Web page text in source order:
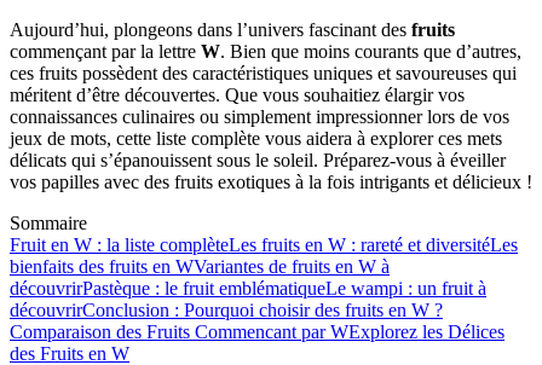
Aujourd’hui, plongeons dans l’univers fascinant des fruits
commençant par la lettre W. Bien que moins courants que d’autres,
ces fruits possèdent des caractéristiques uniques et savoureuses qui
méritent d’être découvertes. Que vous souhaitiez élargir vos
connaissances culinaires ou simplement impressionner lors de vos
jeux de mots, cette liste complète vous aidera à explorer ces mets
délicats qui s’épanouissent sous le soleil. Préparez-vous à éveiller
vos papilles avec des fruits exotiques à la fois intrigants et délicieux !
Sommaire
Fruit en W : la liste complèteLes fruits en W : rareté et diversitéLes
bienfaits des fruits en WVariantes de fruits en W à
découvrirPastèque : le fruit emblématiqueLe wampi : un fruit à
découvrirConclusion : Pourquoi choisir des fruits en W ?
Comparaison des Fruits Commencant par WExplorez les Délices
des Fruits en W